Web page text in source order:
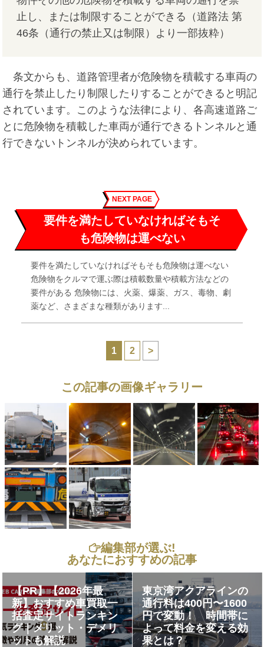
止し、または制限することができる（道路法 第
46条（通行の禁止又は制限）より一部抜粋）
条文からも、道路管理者が危険物を積載する車両の
通行を禁止したり制限したりすることができると明記
されています。このような法律により、各高速道路ご
とに危険物を積載した車両が通行できるトンネルと通
行できないトンネルが決められています。
NEXT PAGE
要件を満たしていなければそもそ
も危険物は運べない
要件を満たしていなければそもそも危険物は運べない
危険物をクルマで運ぶ際は積載数量や積載方法などの
要件がある 危険物には、火薬、爆薬、ガス、毒物、劇
薬など、さまざまな種類があります...
1 2 >
この記事の画像ギャラリー
編集部が選ぶ!
あなたにおすすめの記事
【PR】【2026年最
新】おすすめ車買取一
括査定サイトランキン
グ｜メリット・デメリ
ットも解説
東京湾アクアラインの
通行料は400円〜1600
円で変動！ 時間帯に
よって料金を変える効
果とは？